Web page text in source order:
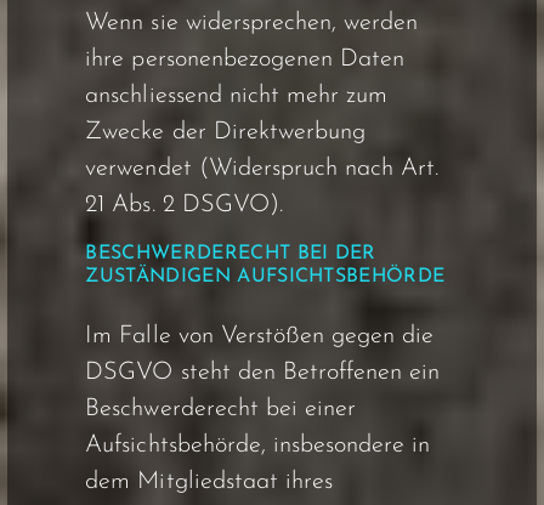
Wenn sie widersprechen, werden
ihre personenbezogenen Daten
anschliessend nicht mehr zum
Zwecke der Direktwerbung
verwendet (Widerspruch nach Art.
21 Abs. 2 DSGVO).
BESCHWERDERECHT BEI DER
ZUSTÄNDIGEN AUFSICHTSBEHÖRDE
Im Falle von Verstößen gegen die
DSGVO steht den Betroffenen ein
Beschwerderecht bei einer
Aufsichtsbehörde, insbesondere in
dem Mitgliedstaat ihres